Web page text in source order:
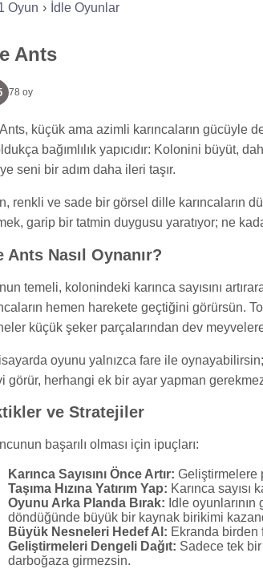
Oyun İdle Oyunlar
Ants
78 oy
Ants, küçük ama azimli karıncaların
bağımlılık yapıcıdır: Kolonini büyüt,
seni bir adım daha ileri taşır.
renkli ve sade bir görsel dille karıncaların
garip bir tatmin duygusu yaratıyor; ne
Ants Nasıl Oynanır?
temeli, kolonindeki karınca sayısını
hemen harekete geçtiğini görürsün.
küçük şeker parçalarından dev
oyunu yalnızca fare ile
görür, herhangi ek bir ayar yapman
ve Stratejiler
başarılı olması için ipuçları:
Karınca Sayısını Önce Artır: Geliştirmelere
Taşıma Hızına Yatırım Yap: Karınca sayısı
Oyunu Arka Planda Bırak: Idle
döndüğünde büyük bir kaynak birikimi
Büyük Nesneleri Hedef Al: Ekranda birden
Geliştirmeleri Dengeli Dağıt: Sadece tek
darboğaza girmezsin.